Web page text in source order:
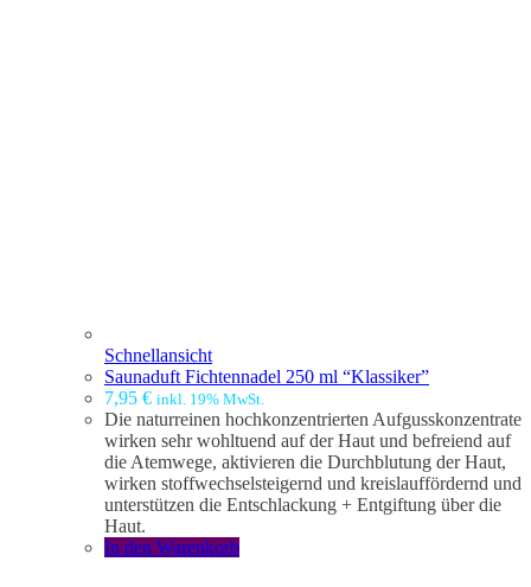
Schnellansicht
Saunaduft Fichtennadel 250 ml “Klassiker”
7,95 € inkl. 19% MwSt.
Die naturreinen hochkonzentrierten Aufgusskonzentrate
wirken sehr wohltuend auf der Haut und befreiend auf
die Atemwege, aktivieren die Durchblutung der Haut,
wirken stoffwechselsteigernd und kreislauffördernd und
unterstützen die Entschlackung + Entgiftung über die
Haut.
In den Warenkorb